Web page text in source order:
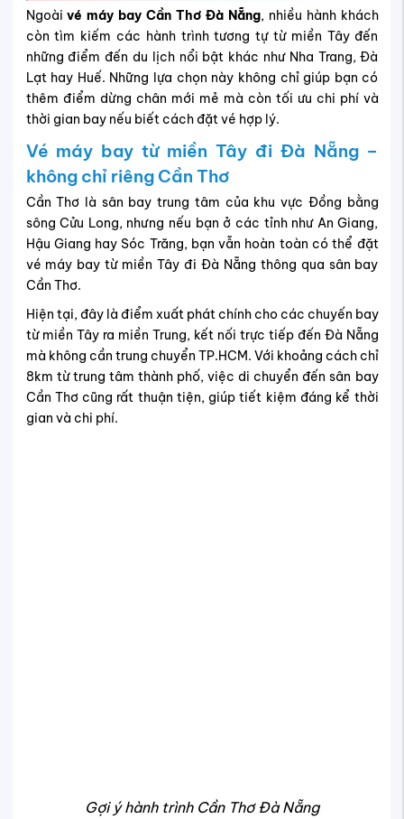
Vé máy bay từ miền Tây đi Đà Nẵng –
không chỉ riêng Cần Thơ
Cần Thơ là sân bay trung tâm của khu vực Đồng bằng
sông Cửu Long, nhưng nếu bạn ở các tỉnh như An Giang,
Hậu Giang hay Sóc Trăng, bạn vẫn hoàn toàn có thể đặt
Cần Thơ.
Hiện tại, đây là điểm xuất phát chính cho các chuyến bay
từ miền Tây ra miền Trung, kết nối trực tiếp đến Đà Nẵng
mà không cần trung chuyển TP.HCM. Với khoảng cách chỉ
8km từ trung tâm thành phố, việc di chuyển đến sân bay
Cần Thơ cũng rất thuận tiện, giúp tiết kiệm đáng kể thời
gian và chi phí.
hãng bay.